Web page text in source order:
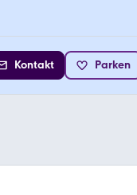
Kontakt Parken